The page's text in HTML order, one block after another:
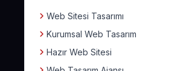
Web Sitesi Tasarımı
Kurumsal Web Tasarım
Hazır Web Sitesi